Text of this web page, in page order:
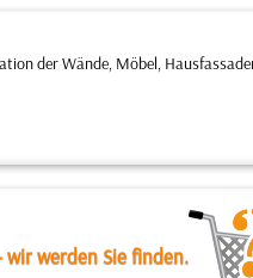
der Wände, Möbel,
werden Sie finden.